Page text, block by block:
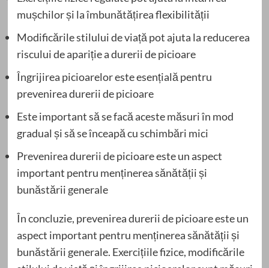
mușchilor și la îmbunătățirea flexibilității
Modificările stilului de viață pot ajuta la reducerea
riscului de apariție a durerii de picioare
Îngrijirea picioarelor este esențială pentru
prevenirea durerii de picioare
Este important să se facă aceste măsuri în mod
gradual și să se înceapă cu schimbări mici
Prevenirea durerii de picioare este un aspect
important pentru menținerea sănătății și
bunăstării generale
În concluzie, prevenirea durerii de picioare este un
aspect important pentru menținerea sănătății și
bunăstării generale. Exercițiile fizice, modificările